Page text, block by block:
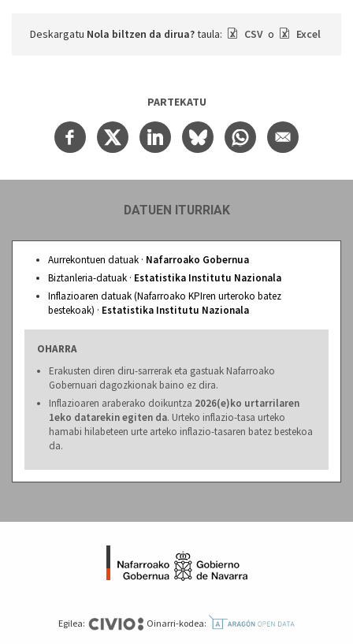
Deskargatu Nola biltzen da dirua?taula: CSV o Excel
PARTEKATU
DATUEN ITURRIAK
Aurrekontuen datuak · Nafarroako Gobernua
Biztanleria-datuak · Estatistika Institutu Nazionala
Inflazioaren datuak (Nafarroako KPIren urteroko batez
bestekoak) · Estatistika Institutu Nazionala
OHARRA
Erakusten diren diru-sarrerak eta gastuak Nafarroako
Gobernuari dagozkionak baino ez dira.
Inflazioaren araberako doikuntza 2026(e)ko urtarrilaren
1eko datarekin egiten da. Urteko inflazio-tasa urteko
hamabi hilabeteen urte arteko inflazio-tasaren batez bestekoa
da.
Egilea: Oinarri-kodea: